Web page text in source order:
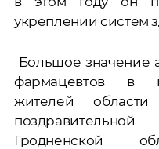
укреплении систем
Большое значение
фармацевтов в
жителей
Гродненской